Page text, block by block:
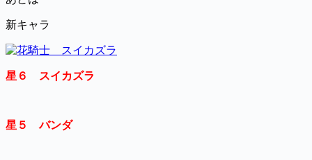
新キャラ
星６ スイカズラ
星５ バンダ